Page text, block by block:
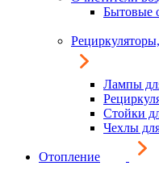
Бытовые
Лампы
Стойки
Чехлы
Отопление